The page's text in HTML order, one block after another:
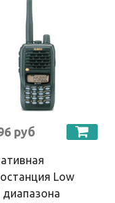
руб
Low
диапазона